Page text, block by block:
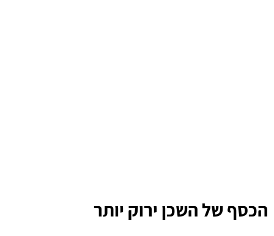
הכסף של השכן ירוק יותר